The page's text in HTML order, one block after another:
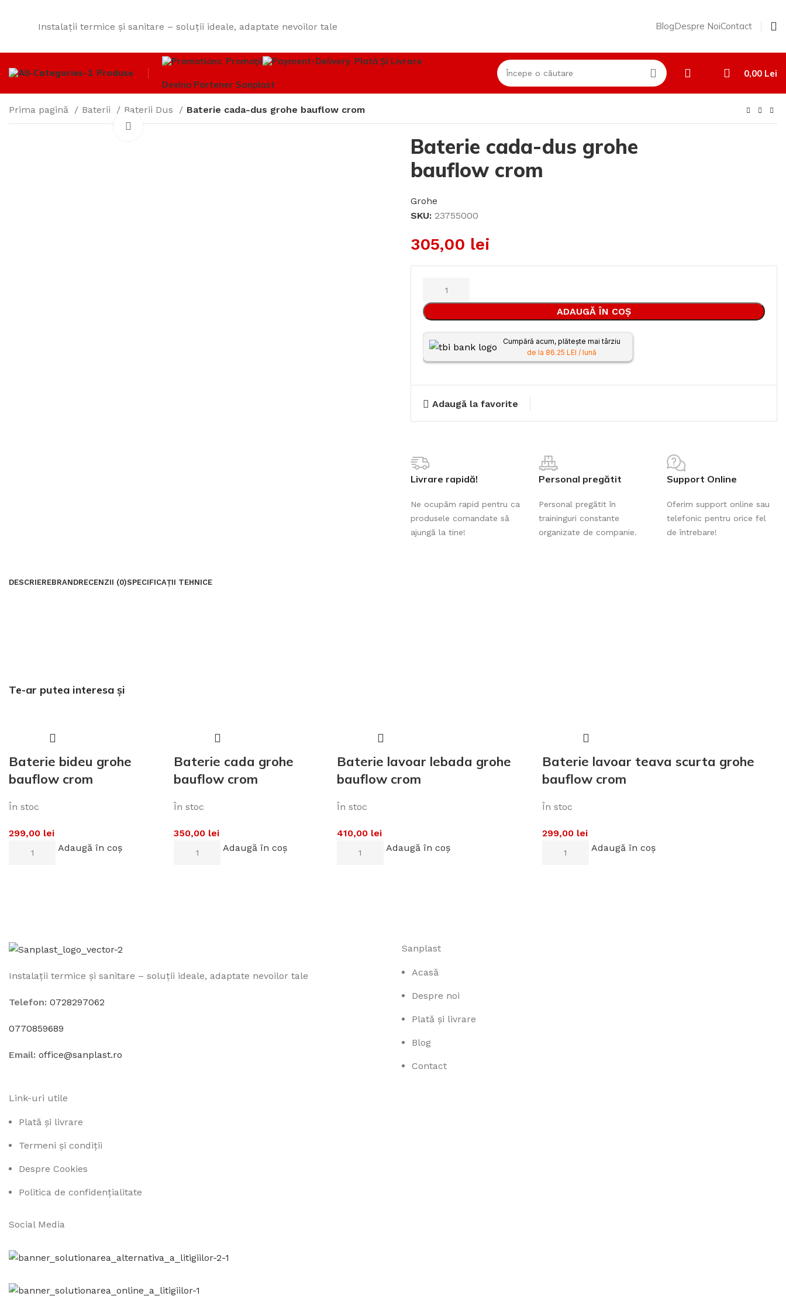
Instalații termice și sanitare – soluții ideale, adaptate nevoilor tale BlogDespre NoiContact
Produse
Promoții Plată Și Livrare
Devino Partener Sanplast
0,00 Lei
Prima pagină Baterii Baterii Dus Baterie cada-dus grohe bauflow crom
Click to enlarge
Baterie cada-dus grohe
bauflow crom
Grohe
SKU: 23755000
305,00 lei
ADAUGĂ ÎN COȘ
Cumpără acum, plătește mai târziu
de la 86.25 LEI / lună
Adaugă la favorite
Livrare rapidă!
Ne ocupăm rapid pentru ca
produsele comandate să
ajungă la tine!
Personal pregătit
Personal pregătit în
traininguri constante
organizate de companie.
Support Online
Oferim support online sau
telefonic pentru orice fel
de întrebare!
DESCRIEREBRANDRECENZII (0)SPECIFICAȚII TEHNICE
Te-ar putea interesa și
Baterie bideu grohe
bauflow crom
În stoc
299,00 lei
Adaugă în coș
Baterie cada grohe
bauflow crom
În stoc
350,00 lei
Adaugă în coș
Baterie lavoar lebada grohe
bauflow crom
În stoc
410,00 lei
Adaugă în coș
Baterie lavoar teava scurta grohe
bauflow crom
În stoc
299,00 lei
Adaugă în coș
Instalații termice și sanitare – soluții ideale, adaptate nevoilor tale
Telefon: 0728297062
0770859689
Email: office@sanplast.ro
Sanplast
Acasă
Despre noi
Plată și livrare
Blog
Contact
Link-uri utile
Plată și livrare
Termeni și condiții
Despre Cookies
Politica de confidențialitate
Social Media